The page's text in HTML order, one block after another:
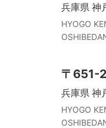
兵庫県 神
HYOGO
〒 651-
兵庫県 神
HYOGO